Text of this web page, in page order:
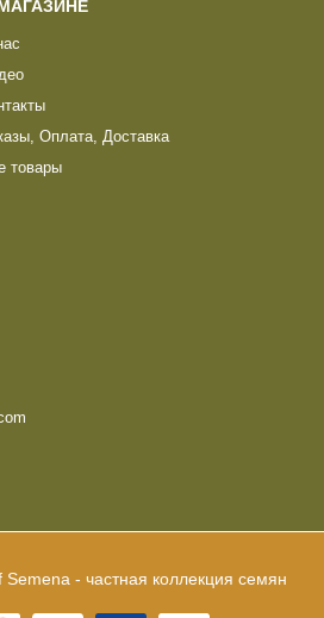
Оплата, Доставка
товары
- частная коллекция семян